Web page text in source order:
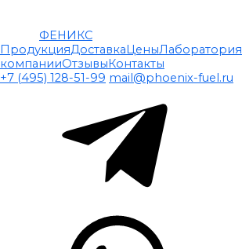
ФЕНИКС
ПродукцияДоставкаЦеныЛаборатория
компанииОтзывыКонтакты
+7 (495) 128-51-99 mail@phoenix-fuel.ru